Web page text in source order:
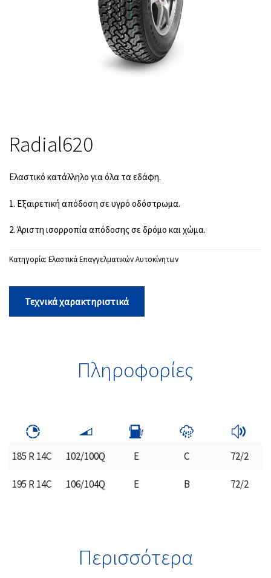
Radial620
Ελαστικό κατάλληλο για όλα τα εδάφη.
1. Εξαιρετική απόδοση σε υγρό οδόστρωμα.
2. Άριστη ισορροπία απόδοσης σε δρόμο και χώμα.
Κατηγορία: Ελαστικά Επαγγελματικών Αυτοκίνητων
Τεχνικά χαρακτηριστικά
Πληροφορίες
185 R 14C 102/100Q E C 72/2
195 R 14C 106/104Q E B 72/2
Περισσότερα